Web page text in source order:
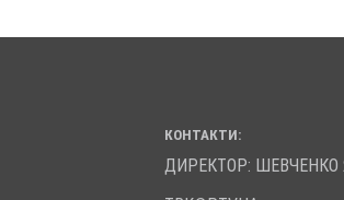
КОНТАКТИ:
ДИРЕКТОР: ШЕВЧЕНКО